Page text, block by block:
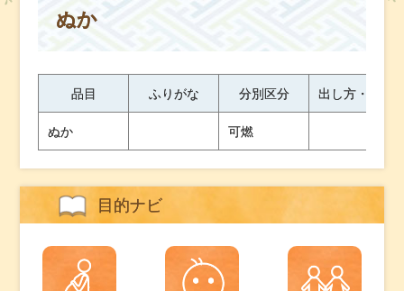
ぬか
品目 ふりがな 分別区分 出し方・ワン
ぬか 可燃
目的ナビ